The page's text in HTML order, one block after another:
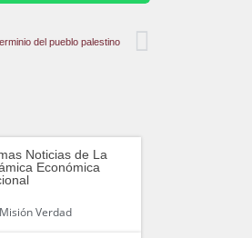
del pueblo palestino
Noticias de La
Económica
Verdad